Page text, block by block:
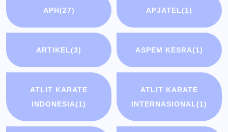
APH(27) APJATEL(1)
ARTIKEL(3) ASPEM KESRA(1)
ATLIT KARATE
INDONESIA(1)
ATLIT KARATE
INTERNASIONAL(1)